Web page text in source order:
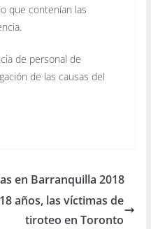
que contenían las
de personal de
de las causas del
en Barranquilla 2018
años, las víctimas de
tiroteo en Toronto